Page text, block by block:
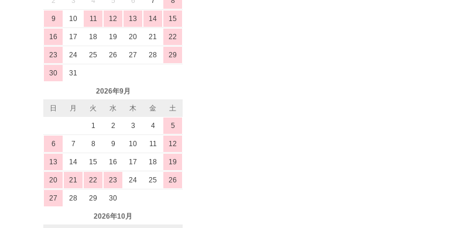
9 10 11 12 13 14 15
16 17 18 19 20 21 22
23 24 25 26 27 28 29
30 31
2026年9月
日 月 火 水 木 金 土
1 2 3 4 5
6 7 8 9 10 11 12
13 14 15 16 17 18 19
20 21 22 23 24 25 26
27 28 29 30
2026年10月